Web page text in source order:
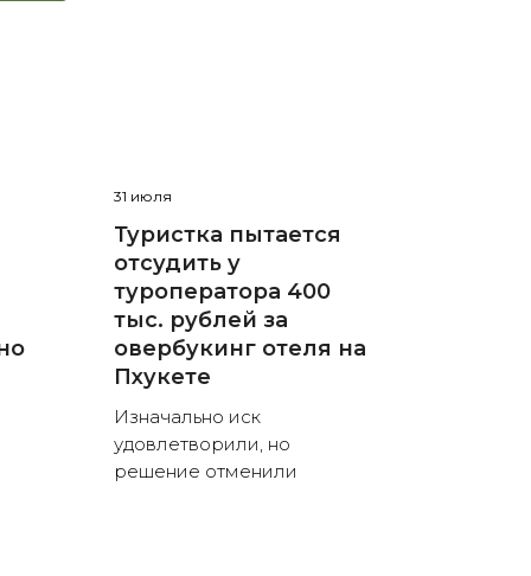
31 июля
Туристка пытается
отсудить у
туроператора 400
тыс. рублей за
овербукинг отеля на
Пхукете
Изначально иск
удовлетворили, но
решение отменили